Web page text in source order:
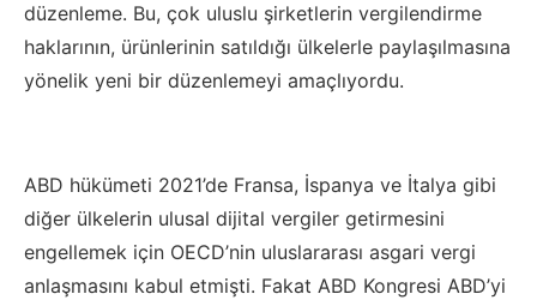
düzenleme. Bu, çok uluslu şirketlerin vergilendirme
haklarının, ürünlerinin satıldığı ülkelerle paylaşılmasına
yönelik yeni bir düzenlemeyi amaçlıyordu.
ABD hükümeti 2021’de Fransa, İspanya ve İtalya gibi
diğer ülkelerin ulusal dijital vergiler getirmesini
engellemek için OECD’nin uluslararası asgari vergi
anlaşmasını kabul etmişti. Fakat ABD Kongresi ABD’yi